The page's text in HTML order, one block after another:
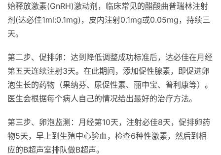
始释放激素(GnRH)激动剂，临床常见的醋酸曲普瑞林注射
剂(达必佳1ml:0.1mg)，皮内注射0.1mg或0.05mg，持续三
天。
第二步、促排卵：达到降低调整成功标准后，达必佳在月经
第五天连续注射3天。在此期间，添加促性腺素，即促进卵
泡生长的药物（果纳芬、尿促性素、丽申宝、普利康等）。
医生会根据每个病人自己的情况给出最好的治疗方法。
第三步、卵泡监测：月经第10天，注射必佳8天，促排卵药
物5天，早上到生殖中心验血，检查6种性激素，然后到相
应的B超声室排队做B超声。